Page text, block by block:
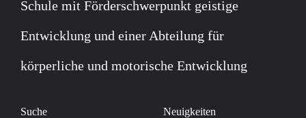
Schule mit Förderschwerpunkt geistige
Entwicklung und einer Abteilung für
körperliche und motorische Entwicklung
Suche Neuigkeiten